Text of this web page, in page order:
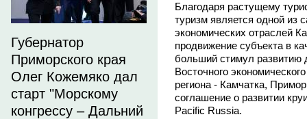
Губернатор
Приморского края
Олег Кожемяко дал
старт "Морскому
конгрессу – Дальний
Благодаря растущему
туризм является одной из
экономических отраслей
продвижение субъекта в
больший стимул развитию
Восточного
региона - Камчатка,
соглашение о развитии
Pacific Russia.